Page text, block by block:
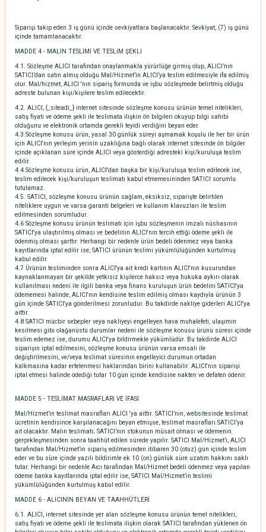
Siparişi takip eden 3 iş günü içinde sevkiyatlara başlanacaktır. Sevkiyat, (7) iş günü
içinde tamamlanacaktır.
MADDE 4 - MALIN TESLİMİ VE TESLİM ŞEKLİ
4.1. Sözleşme ALICI tarafından onaylanmakla yürürlüğe girmiş olup, ALICI’nın
SATICI’dan satın almış olduğu Mal/Hizmet’in ALICI’ya teslim edilmesiyle ifa edilmiş
olur. Mal/hizmet, ALICI 'nın sipariş formunda ve işbu sözleşmede belirtmiş olduğu
adreste bulunan kişi/kişilere teslim edilecektir.
4.2. ALICI, {_siteadi_} internet sitesinde sözleşme konusu ürünün temel nitelikleri,
satış fiyatı ve ödeme şekli ile teslimata ilişkin ön bilgileri okuyup bilgi sahibi
olduğunu ve elektronik ortamda gerekli teyidi verdiğini beyan eder.
4.3.Sözleşme konusu ürün, yasal 30 günlük süreyi aşmamak koşulu ile her bir ürün
için ALICI'nın yerleşim yerinin uzaklığına bağlı olarak internet sitesinde ön bilgiler
içinde açıklanan süre içinde ALICI veya gösterdiği adresteki kişi/kuruluşa teslim
edilir.
4.4.Sözleşme konusu ürün, ALICI'dan başka bir kişi/kuruluşa teslim edilecek ise,
teslim edilecek kişi/kuruluşun teslimatı kabul etmemesininden SATICI sorumlu
tutulamaz.
4.5. SATICI, sözleşme konusu ürünün sağlam, eksiksiz, siparişte belirtilen
niteliklere uygun ve varsa garanti belgeleri ve kullanım klavuzları ile teslim
edilmesinden sorumludur.
4.6 Sözleşme konusu ürünün teslimatı için işbu sözleşmenin imzalı nüshasının
SATICI'ya ulaştırılmış olması ve bedelinin ALICI'nın tercih ettiği ödeme şekli ile
ödenmiş olması şarttır. Herhangi bir nedenle ürün bedeli ödenmez veya banka
kayıtlarında iptal edilir ise, SATICI ürünün teslimi yükümlülüğünden kurtulmuş
kabul edilir.
4.7 Ürünün tesliminden sonra ALICI'ya ait kredi kartının ALICI'nın kusurundan
kaynaklanmayan bir şekilde yetkisiz kişilerce haksız veya hukuka aykırı olarak
kullanılması nedeni ile ilgili banka veya finans kuruluşun ürün bedelini SATICI'ya
ödememesi halinde, ALICI'nın kendisine teslim edilmiş olması kaydıyla ürünün 3
gün içinde SATICI'ya gönderilmesi zorunludur. Bu takdirde nakliye giderleri ALICI'ya
aittir.
4.8 SATICI mücbir sebepler veya nakliyeyi engelleyen hava muhalefeti, ulaşımın
kesilmesi gibi olağanüstü durumlar nedeni ile sözleşme konusu ürünü süresi içinde
teslim edemez ise, durumu ALICI'ya bildirmekle yükümlüdür. Bu takdirde ALICI
siparişin iptal edilmesini, sözleşme konusu ürünün varsa emsali ile
değiştirilmesini, ve/veya teslimat süresinin engelleyici durumun ortadan
kalkmasına kadar ertelenmesi haklarından birini kullanabilir. ALICI'nın siparişi
iptal etmesi halinde ödediği tutar 10 gün içinde kendisine nakten ve defaten ödenir.
MADDE 5 - TESLİMAT MASRAFLARI VE İFASI
Mal/Hizmet’in teslimat masrafları ALICI 'ya aittir. SATICI’nın, websitesinde teslimat
ücretinin kendisince karşılanacağını beyan etmişse, teslimat masrafları SATICI’ya
ait olacaktır. Malın teslimatı; SATICI’nın stokunun müsait olması ve ödemenin
gerçekleşmesinden sonra taahhüt edilen sürede yapılır. SATICI Mal/Hizmet’i, ALICI
tarafından Mal/Hizmet’in sipariş edilmesinden itibaren 30 (otuz) gün içinde teslim
eder ve bu süre içinde yazılı bildirimle ek 10 (on) günlük süre uzatım hakkını saklı
tutar. Herhangi bir nedenle Aıcı tarafından Mal/Hizmet bedeli ödenmez veya yapılan
ödeme banka kayıtlarında iptal edilir ise, SATICI Mal/Hizmet’in teslimi
yükümlülüğünden kurtulmuş kabul edilir.
MADDE 6 - ALICININ BEYAN VE TAAHHÜTLERİ
6.1. ALICI, internet sitesinde yer alan sözleşme konusu ürünün temel nitelikleri,
satış fiyatı ve ödeme şekli ile teslimata ilişkin olarak SATICI tarafından yüklenen ön